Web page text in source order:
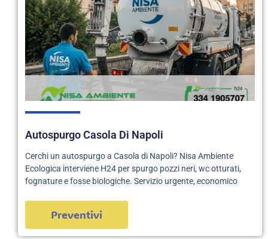
Autospurgo Casola Di Napoli
Cerchi un autospurgo a Casola di Napoli? Nisa Ambiente
Ecologica interviene H24 per spurgo pozzi neri, wc otturati,
fognature e fosse biologiche. Servizio urgente, economico
Preventivi